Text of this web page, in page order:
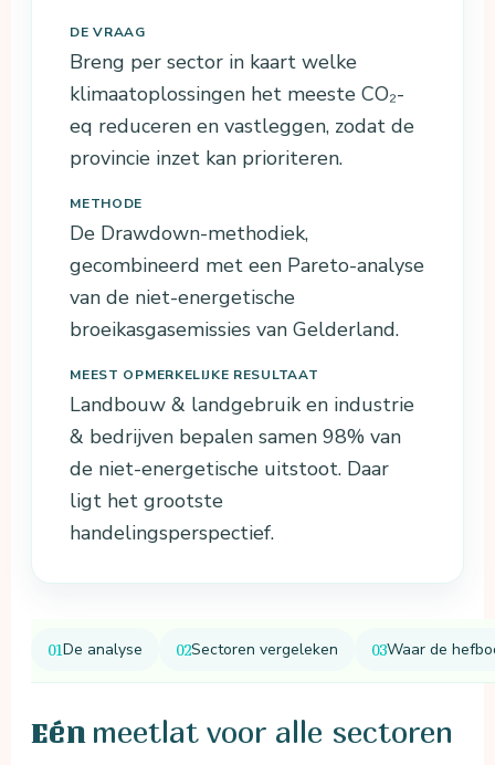
DE VRAAG
Breng per sector in kaart welke
klimaatoplossingen het meeste CO₂-
eq reduceren en vastleggen, zodat de
provincie inzet kan prioriteren.
METHODE
De Drawdown-methodiek,
gecombineerd met een Pareto-analyse
van de niet-energetische
broeikasgasemissies van Gelderland.
MEEST OPMERKELIJKE RESULTAAT
Landbouw & landgebruik en industrie
& bedrijven bepalen samen 98% van
de niet-energetische uitstoot. Daar
ligt het grootste
handelingsperspectief.
De analyse Sectoren vergeleken Waar de
Eén meetlat voor alle sectoren